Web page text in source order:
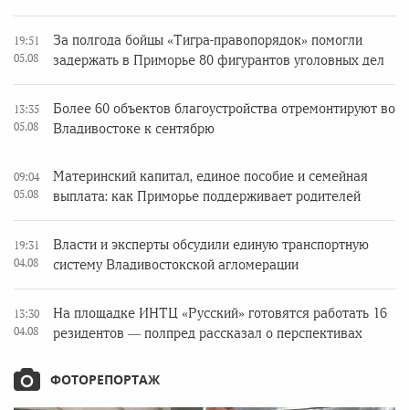
19:51
05.08
За полгода бойцы «Тигра-правопорядок» помогли
задержать в Приморье 80 фигурантов уголовных дел
13:35
05.08
Более 60 объектов благоустройства отремонтируют во
Владивостоке к сентябрю
09:04
05.08
Материнский капитал, единое пособие и семейная
выплата: как Приморье поддерживает родителей
19:31
04.08
Власти и эксперты обсудили единую транспортную
систему Владивостокской агломерации
13:30
04.08
На площадке ИНТЦ «Русский» готовятся работать 16
резидентов — полпред рассказал о перспективах
ФОТОРЕПОРТАЖ